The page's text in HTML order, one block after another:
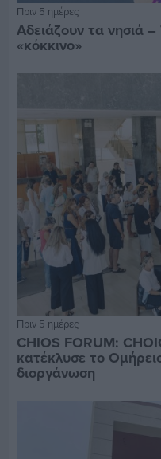
Πριν 5 ημέρες
Αδειάζουν τα νησιά
«κόκκινο»
Πριν 5 ημέρες
CHIOS FORUM:
κατέκλυσε το
διοργάνωση